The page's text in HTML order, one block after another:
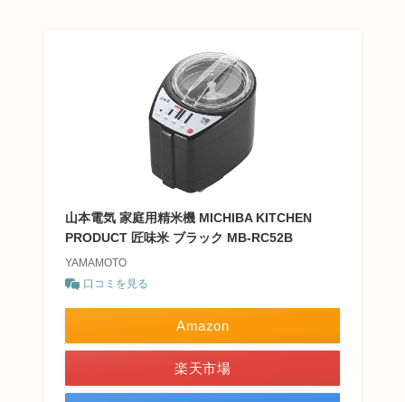
山本電気 家庭用精米機 MICHIBA KITCHEN
PRODUCT 匠味米 ブラック MB-RC52B
YAMAMOTO
口コミを見る
Amazon
楽天市場